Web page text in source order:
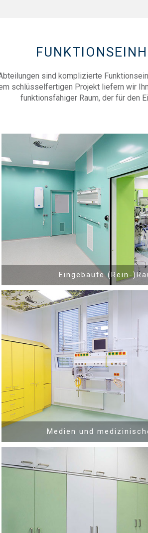
sind komplizierte
schlüsselfertigen Projekt liefern wir
funktionsfähiger Raum, der für den
Eingebaute (Rein-
®
Medien und